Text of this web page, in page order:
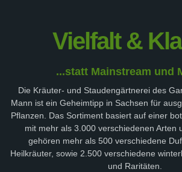
Vielfalt &
...statt Mainstream und
Die Kräuter- und Staudengärtnerei des
Mann ist ein Geheimtipp in Sachsen für
Pflanzen. Das Sortiment basiert auf einer
mit mehr als 3.000 verschiedenen Arten
gehören mehr als 500 verschiedene
Heilkräuter, sowie 2.500 verschiedene
und Raritäten.